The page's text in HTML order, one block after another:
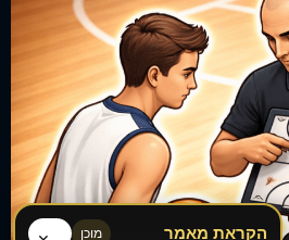
הקראת מאמר מוכן